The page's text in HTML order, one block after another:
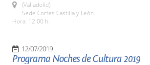
(Valladolid)
Sede Cortes Castilla y León
Hora: 12:00 h.
12/07/2019
Programa Noches de Cultura 2019